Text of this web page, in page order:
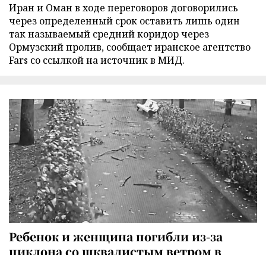
Иран и Оман в ходе переговоров договорились
через определенный срок оставить лишь один
так называемый средний коридор через
Ормузский пролив, сообщает иранское агентство
Fars со ссылкой на источник в МИД.
Ребенок и женщина погибли из-за
циклона со шквалистым ветром в